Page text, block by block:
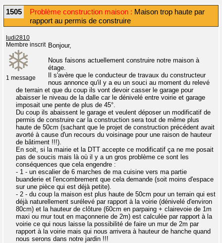
1505 Problème construction maison : Maison trop haute par
rapport au permis de construire
ludi2810
Membre inscrit
1 message
Bonjour,
Nous faisons actuellement construire notre maison à
étage.
Il s'avère que le conducteur de travaux du constructeur
nous annonce qu'il y a eu un souci au moment du relevé
de terrain et que du coup ils vont devoir casser le garage pour
abaisser le niveau de la dalle car le dénivelé entre voirie et garage
imposait une pente de plus de 45°.
Du coup ils abaissent le garage et veulent déposer un modificatif de
permis de construire car la construction sera tout de même plus
haute de 50cm (sachant que le projet de construction précédent avait
avorté à cause d'un recours du voisinage pour une raison de hauteur
de bâtiment !!!).
En soit, si la mairie et la DTT accepte ce modificatif ça ne me posait
pas de soucis mais là où il y a un gros problème ce sont les
conséquences que cela engendre :
- 1 - un escalier de 6 marches de ma cuisine vers ma partie
buanderie et l'encombrement que cela demande (soit moins d'espace
sur une pièce qui est déjà petite).
- 2 - du coup la maison est plus haute de 50cm pour un terrain qui est
déjà naturellement surélevé par rapport à la voirie (dénivelé d'environ
80cm) et la hauteur de clôture (60cm en parpaing + clairevoie de 1m
maxi ou mur tout en maçonnerie de 2m) est calculée par rapport à la
voirie ce qui nous laisse la possibilité de faire un mur de 2m par
rapport à la voirie mais qui nous arrivera à hauteur de hanche quand
nous serons dans notre jardin !!!